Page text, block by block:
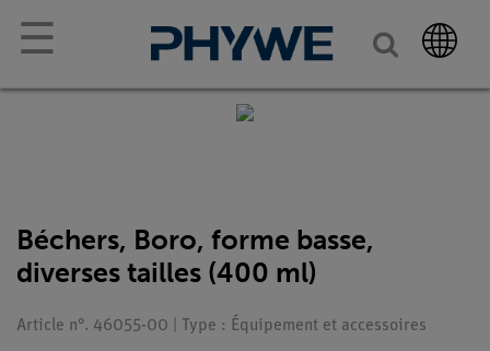
☰
Béchers, Boro, forme basse,
diverses tailles (400 ml)
Article n°. 46055-00 | Type : Équipement et accessoires